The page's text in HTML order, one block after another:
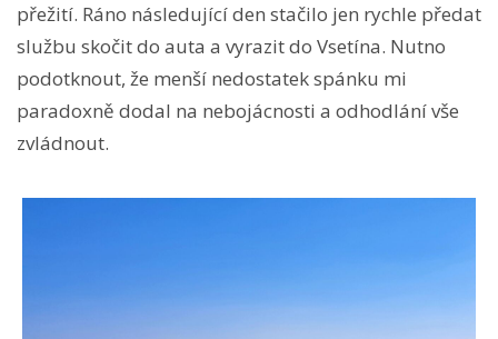
přežití. Ráno následující den stačilo jen rychle předat
službu skočit do auta a vyrazit do Vsetína. Nutno
podotknout, že menší nedostatek spánku mi
paradoxně dodal na nebojácnosti a odhodlání vše
zvládnout.